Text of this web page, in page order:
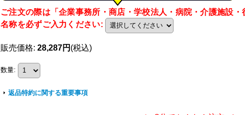
ご注文の際は「企業事務所・商店・学校法人・病院・介護施設
名称を必ずご入力ください:
販売価格: 28,287円 (税込)
数量:
返品特約に関する重要事項